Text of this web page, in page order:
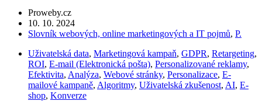
Proweby.cz
10. 10. 2024
Slovník webových, online marketingových a IT pojmů, P.
Uživatelská data, Marketingová kampaň, GDPR, Retargeting,
ROI, E-mail (Elektronická pošta), Personalizované reklamy,
Efektivita, Analýza, Webové stránky, Personalizace, E-
mailové kampaně, Algoritmy, Uživatelská zkušenost, AI, E-
shop, Konverze